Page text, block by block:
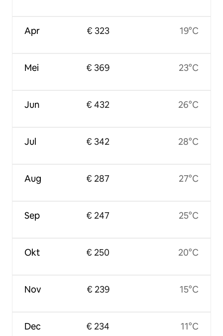
Apr
Mei
Jun
Jul
Aug
Sep
Okt
Nov
Dec
€ 323
€ 369
€ 432
€ 342
€ 287
€ 247
€ 250
€ 239
€ 234
19°C
23°C
26°C
28°C
27°C
25°C
20°C
15°C
11°C